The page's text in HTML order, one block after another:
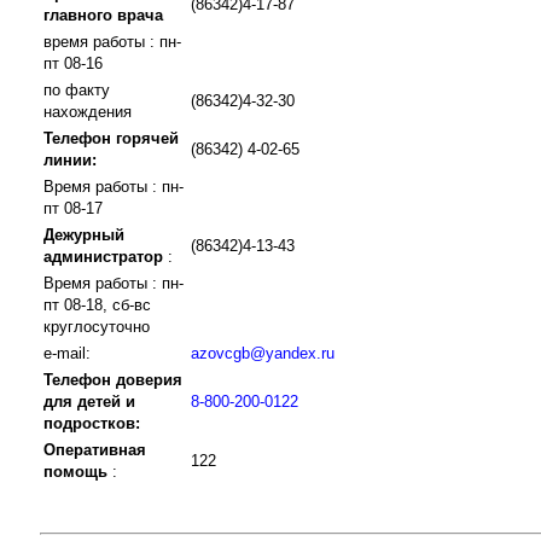
главного врача
(86342)4-17-87
время работы : пн-
пт 08-16
по факту
нахождения
(86342)4-32-30
Телефон горячей
линии:
(86342) 4-02-65
Время работы : пн-
пт 08-17
Дежурный
администратор :
(86342)4-13-43
Время работы : пн-
пт 08-18, сб-вс
круглосуточно
e-mail:
azovcgb@yandex.ru
Телефон доверия
для детей и
подростков:
8-800-200-0122
Оперативная
помощь :
122